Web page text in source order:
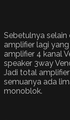
Sebetulnya
amplifier lagi
amplifier 4 kanal
speaker 3way
Jadi total
semuanya ada
monoblok.